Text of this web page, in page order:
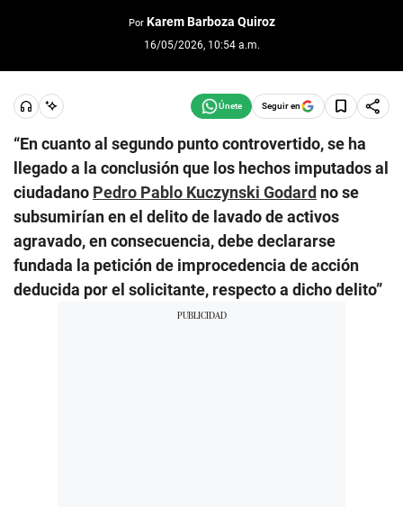
Por Karem Barboza Quiroz
16/05/2026, 10:54 a.m.
Seguir en
“En cuanto al segundo punto controvertido, se ha
llegado a la conclusión que los hechos imputados al
ciudadano Pedro Pablo Kuczynski Godard no se
subsumirían en el delito de lavado de activos
agravado, en consecuencia, debe declararse
fundada la petición de improcedencia de acción
deducida por el solicitante, respecto a dicho delito”